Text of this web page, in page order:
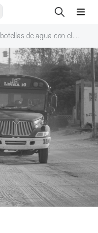
de agua con el
el rostro de su hija